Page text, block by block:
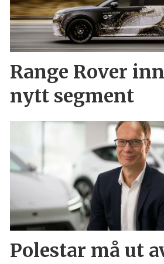
Range Rover
nytt segment
Polestar må ut